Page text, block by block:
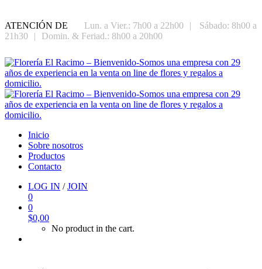
ATENCIÓN DE Lun. a Vier.: 7h00 a 22h00 |
Sábado: 8h00 a
21h30
| Domin. & Feriad.: 8h00 a 20h00
Inicio
Sobre nosotros
Productos
Contacto
LOG IN /JOIN
0
0
$0,00
No product in the cart.